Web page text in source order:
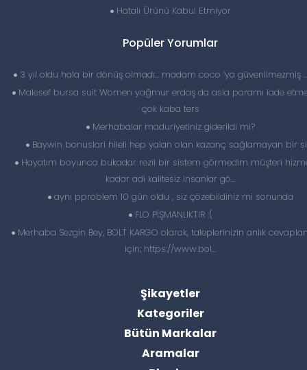
Hatalı Ürünü Kabul Etmiyor
Popüler Yorumlar
3 yıl oldu hala bir dönüş olmadı… madam coco ‘ya güvenilmezmiş
Malesef bursa suit Women yağmur erdaş da asla paramı iade
çok kaba ters
Merhabalar maduriyetiniz giderildi mi?
Baywin bonuslari hileli hep yalan olan kazanç sağlamayan bir
Hayatım boyunca bukadar rezil bir sistem görmedim müşteri
kadar adi kalitesiz insanlar gö...
aynı pproblem 10 gün oldu , siz çözebildiniz mi sonunda
FLO PİŞMANLIKTIR :(
Merhaba Sezgin Bey, BOLT KARGO olarak, taleplerinizin anlık
için; https://www.bol...
Şikayetler
Kategoriler
Bütün Markalar
Aramalar